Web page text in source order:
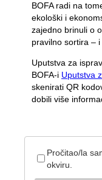
BOFA radi na
ekološki i
zajedno brinuli o
pravilno sortira –
Uputstva za
BOFA-i Uputstva
skenirati QR
dobili više
Pročitao/la
okviru.